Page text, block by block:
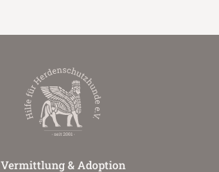
Vermittlung & Adoption